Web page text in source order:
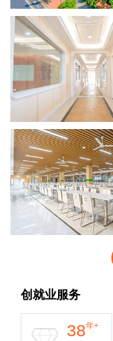
创就业服务
38年+